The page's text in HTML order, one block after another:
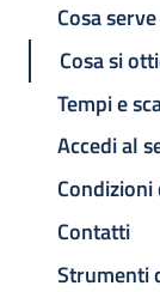
Cosa serve
Cosa si
Tempi e
Accedi al
Contatti
Strumenti